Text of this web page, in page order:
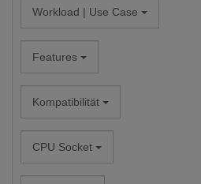
Workload | Use Case
Features
Kompatibilität
CPU Socket